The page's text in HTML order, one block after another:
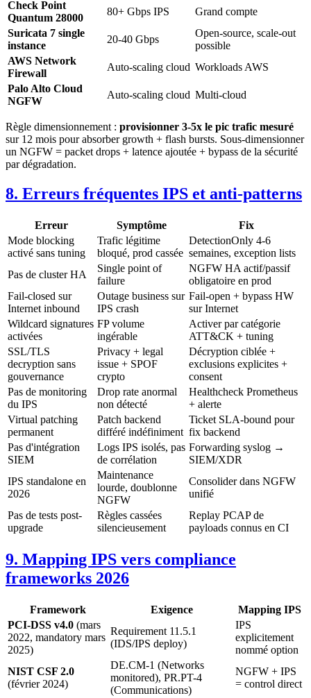
Check Point
Quantum 28000
80+ Gbps IPS
Grand compte
Suricata 7 single
instance
20-40 Gbps
Open-source, scale-out
possible
AWS Network
Firewall
Auto-scaling cloud Workloads AWS
Palo Alto Cloud
NGFW
Auto-scaling cloud Multi-cloud
Règle dimensionnement : provisionner 3-5x le pic trafic mesuré
sur 12 mois pour absorber growth + flash bursts. Sous-dimensionner
un NGFW = packet drops + latence ajoutée + bypass de la sécurité
par dégradation.
8. Erreurs fréquentes IPS et anti-patterns
Erreur Symptôme
Fix
Mode blocking
activé sans tuning
Trafic légitime
bloqué, prod cassée
DetectionOnly 4-6
semaines, exception lists
Pas de cluster HA
Single point of
failure
NGFW HA actif/passif
obligatoire en prod
Fail-closed sur
Internet inbound
Outage business sur
IPS crash
Fail-open + bypass HW
sur Internet
Wildcard signatures
activées
FP volume
ingérable
Activer par catégorie
ATT&CK + tuning
SSL/TLS
decryption sans
gouvernance
Privacy + legal
issue + SPOF
crypto
Décryption ciblée +
exclusions explicites +
consent
Pas de monitoring
du IPS
Drop rate anormal
non détecté
Healthcheck Prometheus
+ alerte
Virtual patching
permanent
Patch backend
différé indéfiniment
Ticket SLA-bound pour
fix backend
Pas d'intégration
SIEM
Logs IPS isolés, pas
de corrélation
Forwarding syslog →
SIEM/XDR
IPS standalone en
2026
Maintenance
lourde, doublonne
NGFW
Consolider dans NGFW
unifié
Pas de tests post-
upgrade
Règles cassées
silencieusement
Replay PCAP de
payloads connus en CI
9. Mapping IPS vers compliance
frameworks 2026
Framework Exigence
Mapping IPS
PCI-DSS v4.0 (mars
2022, mandatory mars
2025)
Requirement 11.5.1
(IDS/IPS deploy)
IPS
explicitement
nommé option
NIST CSF 2.0
(février 2024)
DE.CM-1 (Networks
monitored), PR.PT-4
(Communications)
NGFW + IPS
= control direct